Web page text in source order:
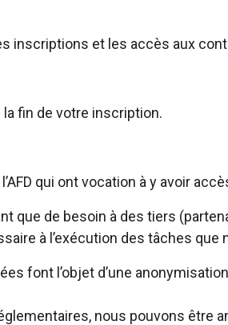
inscriptions et les accès aux
fin de votre inscription.
qui ont vocation à y avoir
de besoin à des tiers
à l’exécution des tâches
font l’objet d’une
nous pouvons